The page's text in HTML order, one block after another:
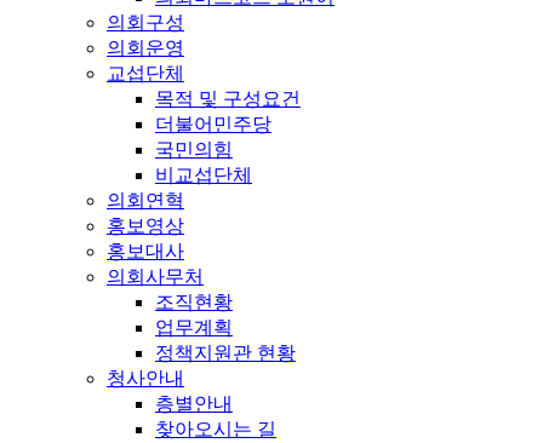
의회구성
의회운영
교섭단체
목적 및 구성요건
더불어민주당
국민의힘
비교섭단체
의회연혁
홍보영상
홍보대사
의회사무처
조직현황
업무계획
정책지원관 현황
청사안내
층별안내
찾아오시는 길